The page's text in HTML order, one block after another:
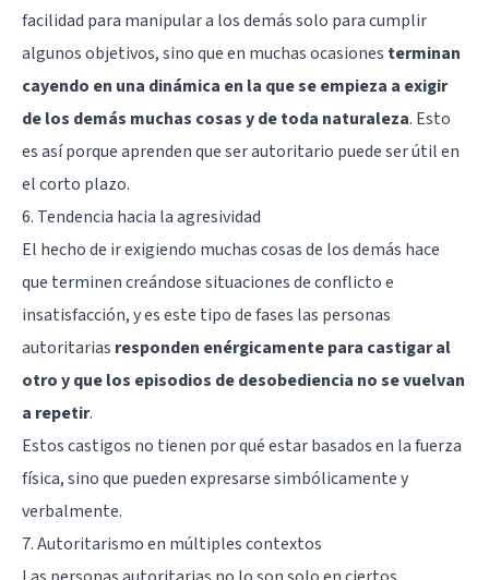
facilidad para manipular a los demás solo para cumplir
algunos objetivos, sino que en muchas ocasiones terminan
cayendo en una dinámica en la que se empieza a exigir
de los demás muchas cosas y de toda naturaleza. Esto
es así porque aprenden que ser autoritario puede ser útil en
el corto plazo.
6. Tendencia hacia la agresividad
El hecho de ir exigiendo muchas cosas de los demás hace
que terminen creándose situaciones de conflicto e
insatisfacción, y es este tipo de fases las personas
autoritarias responden enérgicamente para castigar al
otro y que los episodios de desobediencia no se vuelvan
a repetir.
Estos castigos no tienen por qué estar basados en la fuerza
física, sino que pueden expresarse simbólicamente y
verbalmente.
7. Autoritarismo en múltiples contextos